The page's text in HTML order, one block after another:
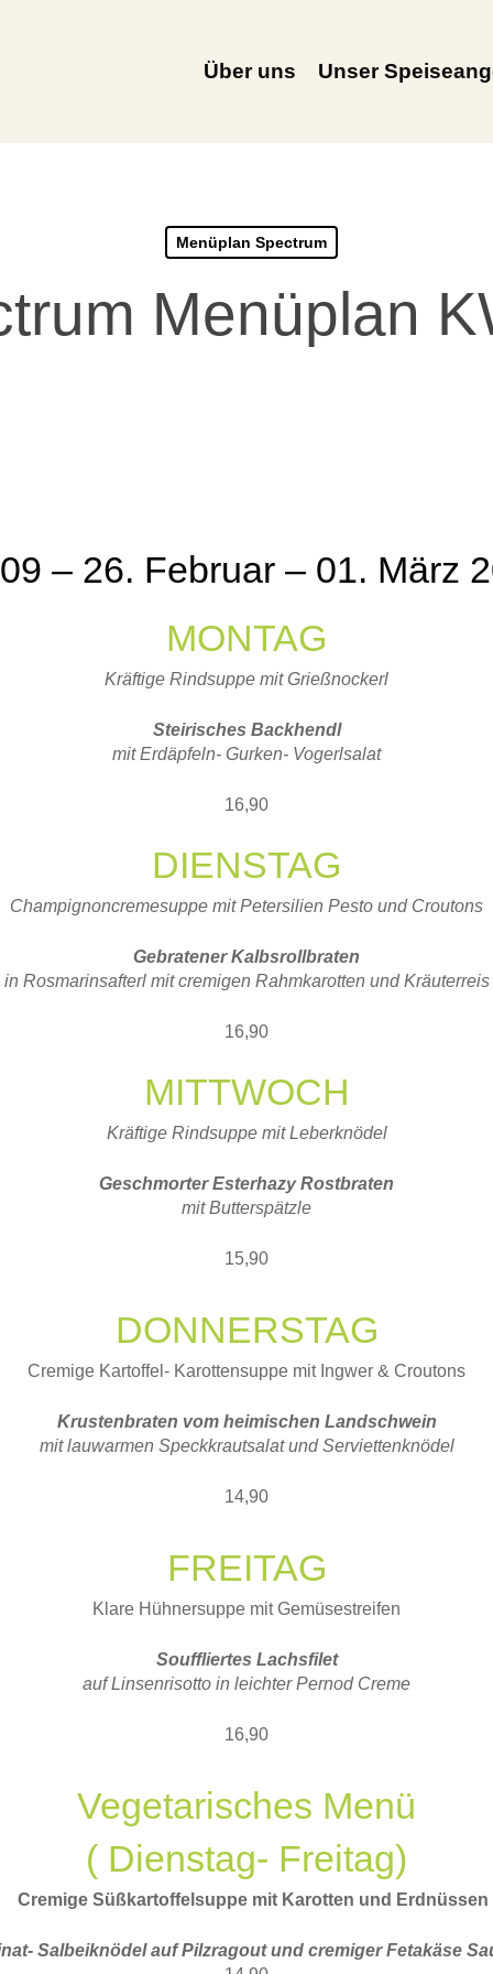
Über uns Unser
Menüplan Spectrum
Menüplan
– 26. Februar – 01. März
MONTAG
Kräftige Rindsuppe mit Grießnockerl
Steirisches Backhendl
mit Erdäpfeln- Gurken- Vogerlsalat
16,90
DIENSTAG
Champignoncremesuppe mit Petersilien Pesto und Croutons
Gebratener Kalbsrollbraten
in Rosmarinsafterl mit cremigen Rahmkarotten und Kräuterreis
16,90
MITTWOCH
Kräftige Rindsuppe mit Leberknödel
Geschmorter Esterhazy Rostbraten
mit Butterspätzle
15,90
DONNERSTAG
Cremige Kartoffel- Karottensuppe mit Ingwer & Croutons
Krustenbraten vom heimischen Landschwein
mit lauwarmen Speckkrautsalat und Serviettenknödel
14,90
FREITAG
Klare Hühnersuppe mit Gemüsestreifen
Souffliertes Lachsfilet
auf Linsenrisotto in leichter Pernod Creme
16,90
Vegetarisches Menü
( Dienstag- Freitag)
Cremige Süßkartoffelsuppe mit Karotten und Erdnüssen
Salbeiknödel auf Pilzragout und cremiger Fetakäse